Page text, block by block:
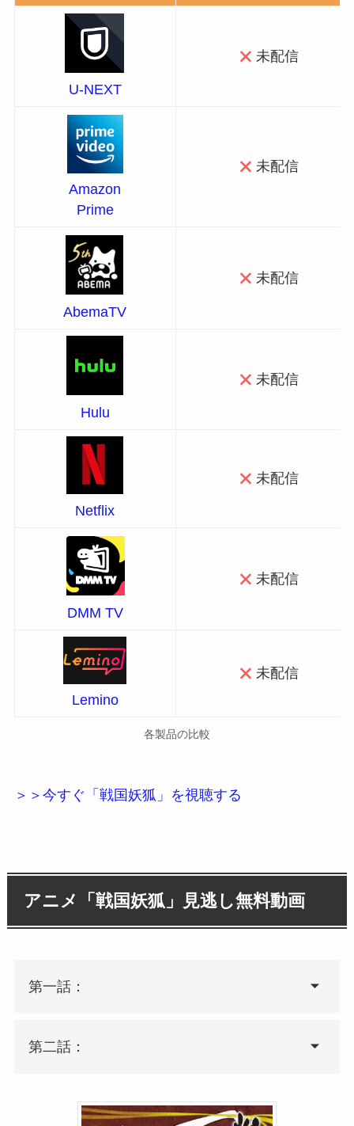
U-NEXT
未配信
Amazon
Prime
未配信
AbemaTV
未配信
Hulu
未配信
Netflix
未配信
DMM TV
未配信
Lemino
未配信
各製品の比較
＞＞今すぐ「戦国妖狐」を視聴する
アニメ「戦国妖狐」見逃し無料動画
第一話：
第二話：